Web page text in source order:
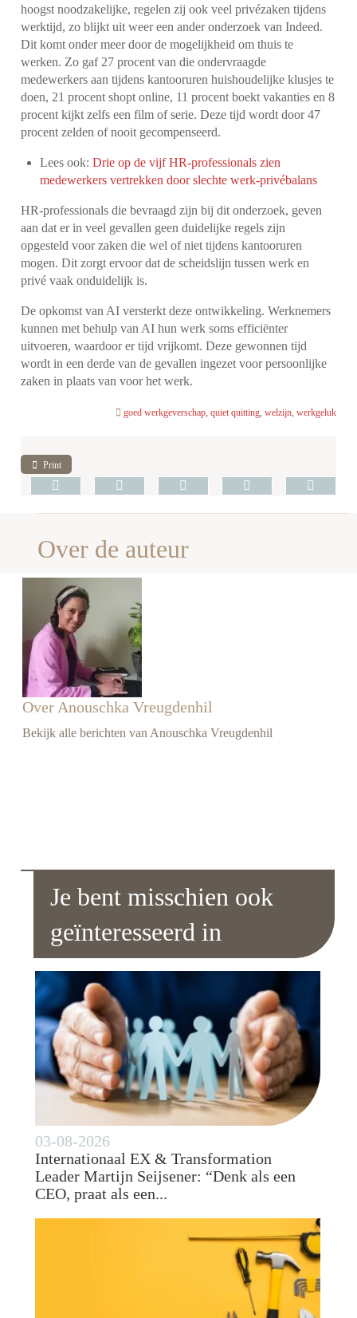
hoogst noodzakelijke, regelen zij ook veel privézaken tijdens
werktijd, zo blijkt uit weer een ander onderzoek van Indeed.
Dit komt onder meer door de mogelijkheid om thuis te
werken. Zo gaf 27 procent van die ondervraagde
medewerkers aan tijdens kantooruren huishoudelijke klusjes te
doen, 21 procent shopt online, 11 procent boekt vakanties en 8
procent kijkt zelfs een film of serie. Deze tijd wordt door 47
procent zelden of nooit gecompenseerd.
Lees ook:Drie op de vijf HR-professionals zien
medewerkers vertrekken door slechte werk-privébalans
HR-professionals die bevraagd zijn bij dit onderzoek, geven
aan dat er in veel gevallen geen duidelijke regels zijn
opgesteld voor zaken die wel of niet tijdens kantooruren
mogen. Dit zorgt ervoor dat de scheidslijn tussen werk en
privé vaak onduidelijk is.
De opkomst van AI versterkt deze ontwikkeling. Werknemers
kunnen met behulp van AI hun werk soms efficiënter
uitvoeren, waardoor er tijd vrijkomt. Deze gewonnen tijd
wordt in een derde van de gevallen ingezet voor persoonlijke
zaken in plaats van voor het werk.
goed werkgeverschap, quiet quitting, welzijn, werkgeluk
Print
Over de auteur
Over Anouschka Vreugdenhil
Bekijk alle berichten van Anouschka Vreugdenhil
Je bent misschien ook
geïnteresseerd in
03-08-2026
Internationaal EX & Transformation
Leader Martijn Seijsener: “Denk als een
CEO, praat als een...